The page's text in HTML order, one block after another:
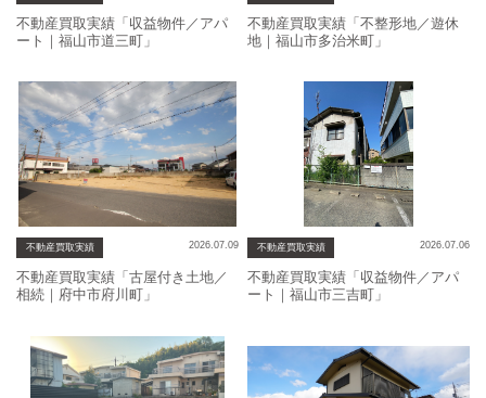
不動産買取実績「収益物件／アパ
ート｜福山市道三町」
不動産買取実績「不整形地／遊休
地｜福山市多治米町」
不動産買取実績 2026.07.09
不動産買取実績「古屋付き土地／
相続｜府中市府川町」
不動産買取実績 2026.07.06
不動産買取実績「収益物件／アパ
ート｜福山市三吉町」